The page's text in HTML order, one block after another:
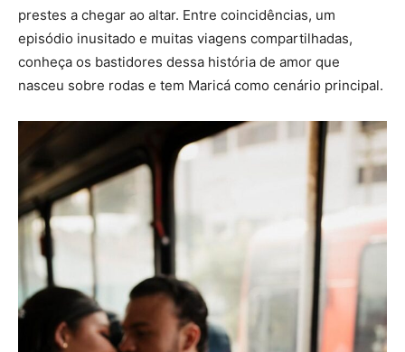
prestes a chegar ao altar. Entre coincidências, um
episódio inusitado e muitas viagens compartilhadas,
conheça os bastidores dessa história de amor que
nasceu sobre rodas e tem Maricá como cenário principal.